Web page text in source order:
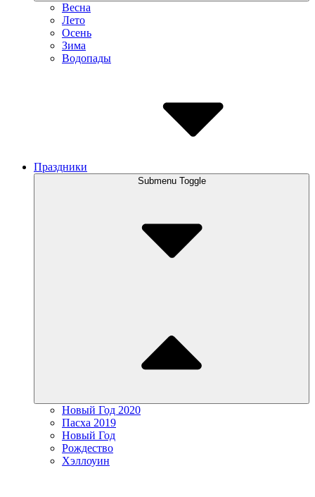
Весна
Лето
Осень
Зима
Водопады
Праздники
Submenu Toggle
Новый Год 2020
Пасха 2019
Новый Год
Рождество
Хэллоуин